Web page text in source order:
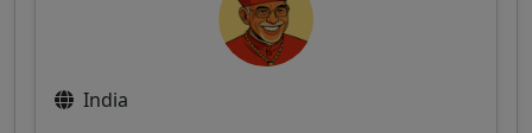
India